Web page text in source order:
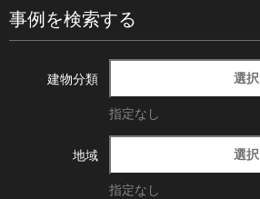
事例を検索する
建物分類 選択
指定なし
地域 選択
指定なし